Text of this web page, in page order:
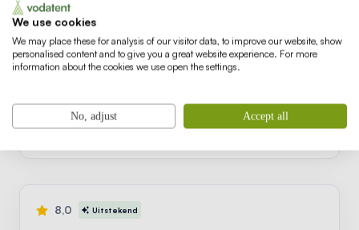
Bekijk review
T. Banu jun. 2025 Koppel
De Gorishoekse Hoeve -
Safaritent 4 personen
Bekijk
8,0 Uitstekend
We use cookies
We may place these for analysis of our visitor data, to improve our website, show
personalised content and to give you a great website experience. For more
information about the cookies we use open the settings.
No, adjust Accept all